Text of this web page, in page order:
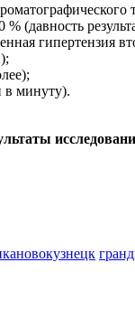
(давность
гипертензия
в минуту).